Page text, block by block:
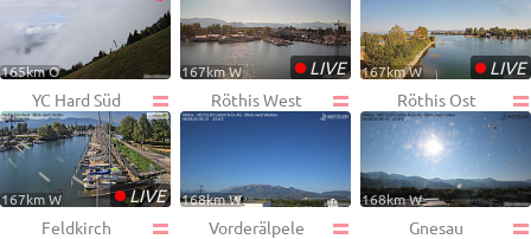
165km O •LIVE
167km W •LIVE
167km W
YC Hard Süd
•LIVE
167km W
Röthis West
168km W
Röthis Ost
168km W
Feldkirch Vorderälpele Gnesau